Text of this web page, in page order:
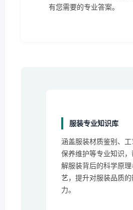
有您需要的专业答案。
服装专业知识库
涵盖服装材质鉴别、工
保养维护等专业知识，
解服装背后的科学原理
艺，提升对服装品质
力。